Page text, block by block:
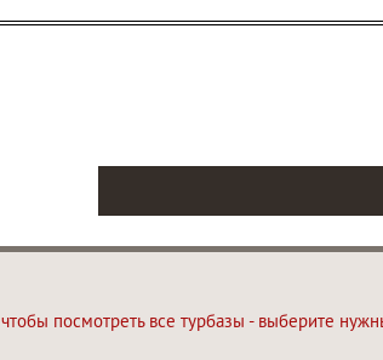
чтобы посмотреть все турбазы - выберите